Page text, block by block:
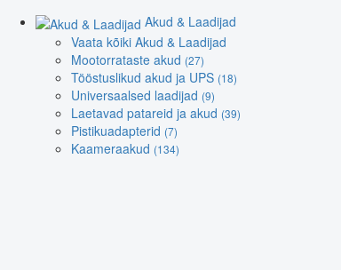
Akud & Laadijad
Vaata kõiki Akud & Laadijad
Mootorrataste akud (27)
Tööstuslikud akud ja UPS (18)
Universaalsed laadijad (9)
Laetavad patareid ja akud (39)
Pistikuadapterid (7)
Kaameraakud (134)